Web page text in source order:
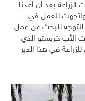
بعد أن أعدنا
واتجهت للعمل في
للبحث عن عمل
الأب خريستو الذي
في هذا الدير